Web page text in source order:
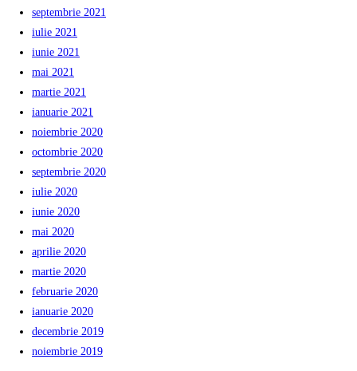
septembrie 2021
iulie 2021
iunie 2021
mai 2021
martie 2021
ianuarie 2021
noiembrie 2020
octombrie 2020
septembrie 2020
iulie 2020
iunie 2020
mai 2020
aprilie 2020
martie 2020
februarie 2020
ianuarie 2020
decembrie 2019
noiembrie 2019